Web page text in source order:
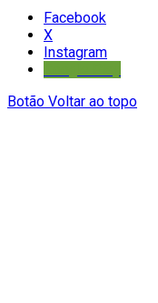
Facebook
X
Instagram
Botão Voltar ao topo